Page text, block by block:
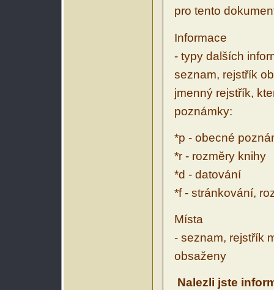
pro tento
Informace
- typy dalších
seznam, rejstřík
jmenný rejstřík,
poznámky:
*p - obecné
*r - rozměry knihy
*d - datování
*f - stránkování,
Místa
- seznam, rejstřík
obsaženy
Nalezli jste